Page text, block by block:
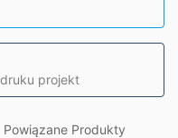
projekt
Powiązane Produkty